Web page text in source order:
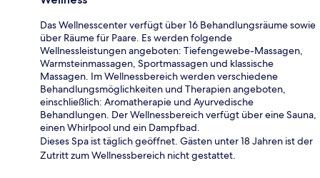
Das Wellnesscenter verfügt über 16 Behandlungsräume sowie
über Räume für Paare. Es werden folgende
Wellnessleistungen angeboten: Tiefengewebe-Massagen,
Warmsteinmassagen, Sportmassagen und klassische
Massagen. Im Wellnessbereich werden verschiedene
Behandlungsmöglichkeiten und Therapien angeboten,
einschließlich: Aromatherapie und Ayurvedische
Behandlungen. Der Wellnessbereich verfügt über eine Sauna,
einen Whirlpool und ein Dampfbad.
Dieses Spa ist täglich geöffnet. Gästen unter 18 Jahren ist der
Zutritt zum Wellnessbereich nicht gestattet.